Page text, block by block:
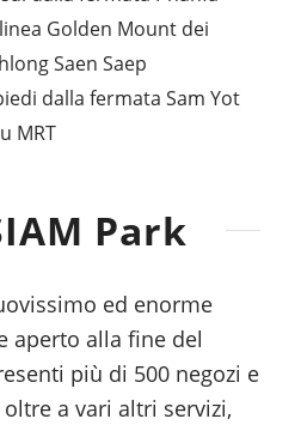
Golden Mount dei
Saen Saep
dalla fermata Sam Yot
MRT
Park
ed enorme
aperto alla fine del
più di 500 negozi e
a vari altri servizi,